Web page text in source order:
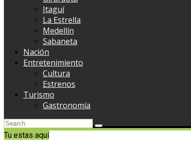
Itaguí
La Estrella
Medellín
Sabaneta
Nación
Entretenimiento
Cultura
Estrenos
Turismo
Gastronomía
Tu estas aquí